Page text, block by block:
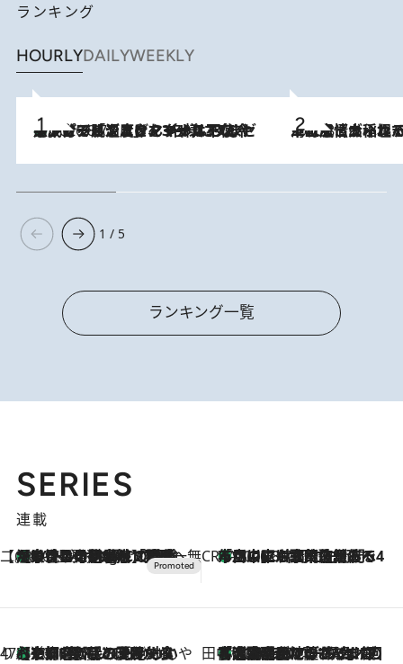
ランキング
HOURLYDAILYWEEKLY
2026.8.7
メントールやエタノールは不使用。ピジョンより、マイルドな冷感成分で肌温度をマイナス3℃まで下げる「ごきげんクール ひんやりアクアミスト」を3名様にプレゼント 2026.8.5
下町風情あふれる台北屈指の人気エリア・大稲埕でセンスのいい台湾土産《ヴ
1 / 5
ランキング一覧
SERIES
連載
【CREA×星野リゾート】唯一無二。癒しと発見が待つ場所へ
10 Hours Ago
【トンボの足水浴】ヒノキの香りに包まれて涼感マックス！約13℃の湧水かけ流しを避暑地「星野温泉 トンボの湯」で体験 CREA'S CHOICE
2026.8.7
「立川にも歌舞伎があるんだよ」 片岡仁左衛門・市川中車ら豪華座組みで4年目の立川立飛歌舞伎へ
47都道府県の手みやげ ひんやりスイーツで夏を満喫
2026.8.7
【京都府】この夏絶対食べたい 冷やしておいしいおやつ3選 ひと口目から心を掴む新緑のテリーヌ 田中稲の勝手に再ブーム
2026.8.7
「湘南乃風に憧れて」観客大盛上がりの“タオル回し”に、ラッパー顔負けの高速歌唱まで…さだまさし（74）のアグレッシブすぎる現在地